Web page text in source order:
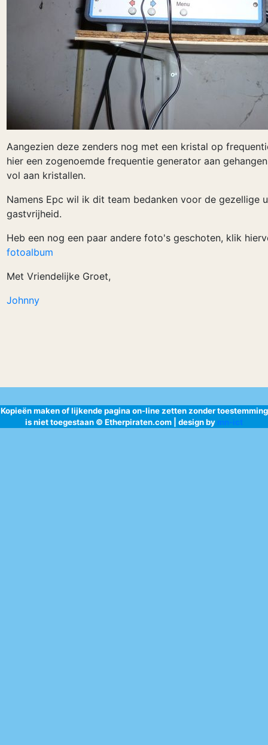
Aangezien deze zenders nog met een kristal op
hier een zogenoemde frequentie generator aan
vol aan kristallen.
Namens Epc wil ik dit team bedanken voor de gezellige
gastvrijheid.
Heb een nog een paar andere foto's geschoten, klik
fotoalbum
Met Vriendelijke Groet,
Johnny
Kopieën maken of lijkende pagina on-line zetten zonder toestemming
is niet toegestaan © Etherpiraten.com | design by mn-ict